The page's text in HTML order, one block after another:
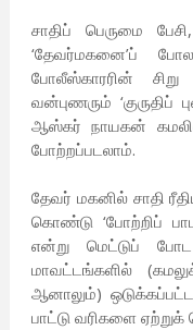
சாதிப் பெருமை
‘தேவர்மகனை’ப்
போலீஸ்காரரின்
வன்புணரும்
ஆஸ்கர் நாயகன்
போற்றப்படலாம்.
தேவர் மகனில் சாதி
கொண்டு ‘போற்றிப்
என்று மெட்டுப்
மாவட்டங்களில்
ஆனாலும்)
பாட்டு வரிகளை